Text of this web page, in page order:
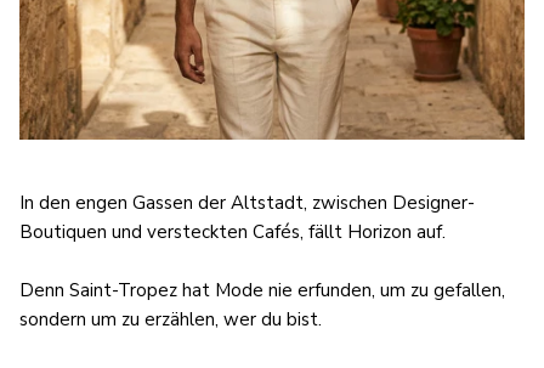
In den engen Gassen der Altstadt, zwischen Designer-
Boutiquen und versteckten Cafés, fällt Horizon auf.
Denn Saint-Tropez hat Mode nie erfunden, um zu gefallen,
sondern um zu erzählen, wer du bist.